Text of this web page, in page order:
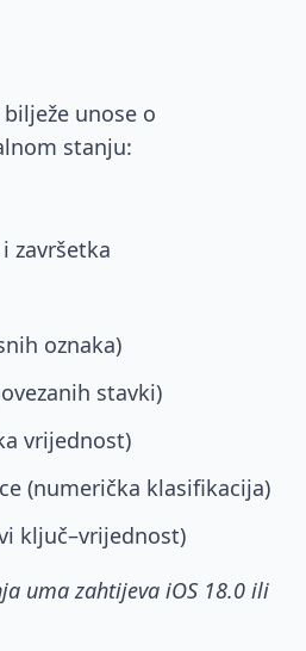
unose o
stanju:
završetka
oznaka)
stavki)
vrijednost)
(numerička klasifikacija)
ključ–vrijednost)
uma zahtijeva iOS 18.0 ili